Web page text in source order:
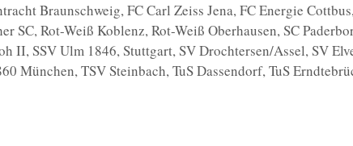
Braunschweig,FC Carl Zeiss Jena,FC Energie Cottbus
SC,Rot-Weiß Koblenz,Rot-Weiß Oberhausen,SC
II,SSV Ulm 1846,Stuttgart,SV Drochtersen/Assel,SV
München,TSV Steinbach,TuS Dassendorf,TuS